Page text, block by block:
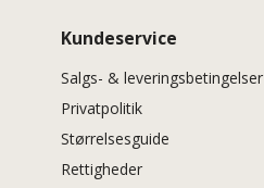
Kundeservice
Salgs- & leveringsbetingelser
Privatpolitik
Størrelsesguide
Rettigheder